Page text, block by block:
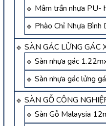
Mâm trần nhựa PU-
Phào Chỉ Nhựa Bình
SÀN GÁC LỬNG GÁC
Sàn nhựa gác
Sàn nhựa gác lửng
SÀN GỖ CÔNG
Sàn Gỗ Malaysia